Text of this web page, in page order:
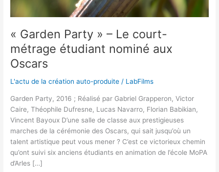
« Garden Party » – Le court-
métrage étudiant nominé aux
Oscars
L'actu de la création auto-produite / LabFilms
Garden Party, 2016 ; Réalisé par Gabriel Grapperon, Victor
Caire, Théophile Dufresne, Lucas Navarro, Florian Babikian,
Vincent Bayoux D’une salle de classe aux prestigieuses
marches de la cérémonie des Oscars, qui sait jusqu’où un
talent artistique peut vous mener ? C’est ce victorieux chemin
qu’ont suivi six anciens étudiants en animation de l’école MoPA
d’Arles […]